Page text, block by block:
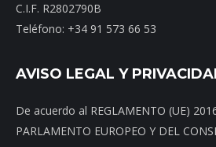
C.I.F. R2802790B
Teléfono: +34 91 573 66 53
AVISO LEGAL Y
De acuerdo al REGLAMENTO (UE)
PARLAMENTO EUROPEO Y DEL